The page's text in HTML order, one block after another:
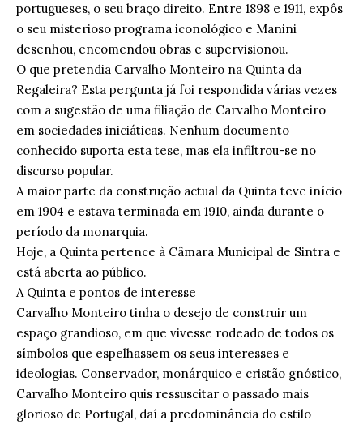
portugueses, o seu braço direito. Entre 1898 e 1911, expôs
o seu misterioso programa iconológico e Manini
desenhou, encomendou obras e supervisionou.
O que pretendia Carvalho Monteiro na Quinta da
Regaleira? Esta pergunta já foi respondida várias vezes
com a sugestão de uma filiação de Carvalho Monteiro
em sociedades iniciáticas. Nenhum documento
conhecido suporta esta tese, mas ela infiltrou-se no
discurso popular.
A maior parte da construção actual da Quinta teve início
em 1904 e estava terminada em 1910, ainda durante o
período da monarquia.
Hoje, a Quinta pertence à Câmara Municipal de Sintra e
está aberta ao público.
A Quinta e pontos de interesse
Carvalho Monteiro tinha o desejo de construir um
espaço grandioso, em que vivesse rodeado de todos os
símbolos que espelhassem os seus interesses e
ideologias. Conservador, monárquico e cristão gnóstico,
Carvalho Monteiro quis ressuscitar o passado mais
glorioso de Portugal, daí a predominância do estilo